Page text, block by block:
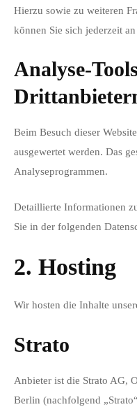
Hierzu sowie zu weiteren
können Sie sich jederzeit
Analyse-
Beim Besuch dieser
ausgewertet werden. Das
Analyseprogrammen.
Detaillierte Informationen
Sie in der folgenden
2. Hosting
Wir hosten die Inhalte
Strato
Anbieter ist die Strato AG,
Berlin (nachfolgend